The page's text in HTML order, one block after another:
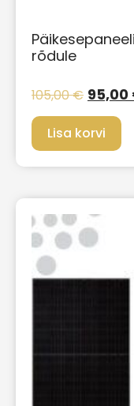
rõdule
105,00€ 95,00
Lisa korvi